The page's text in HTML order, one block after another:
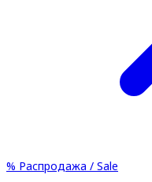
% Распродажа / Sale